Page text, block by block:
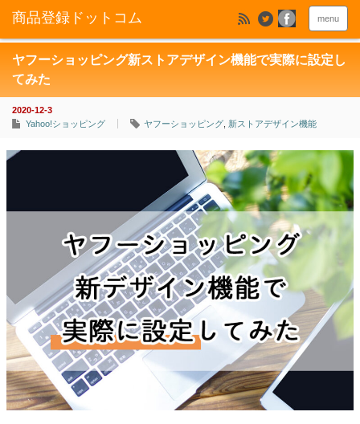
menu
ヤフーショッピング新ストアデザイン機能で実際に設定し
てみた
2020-12-3
Yahoo!ショッピング
ヤフーショッピング 新ストアデザイン機能